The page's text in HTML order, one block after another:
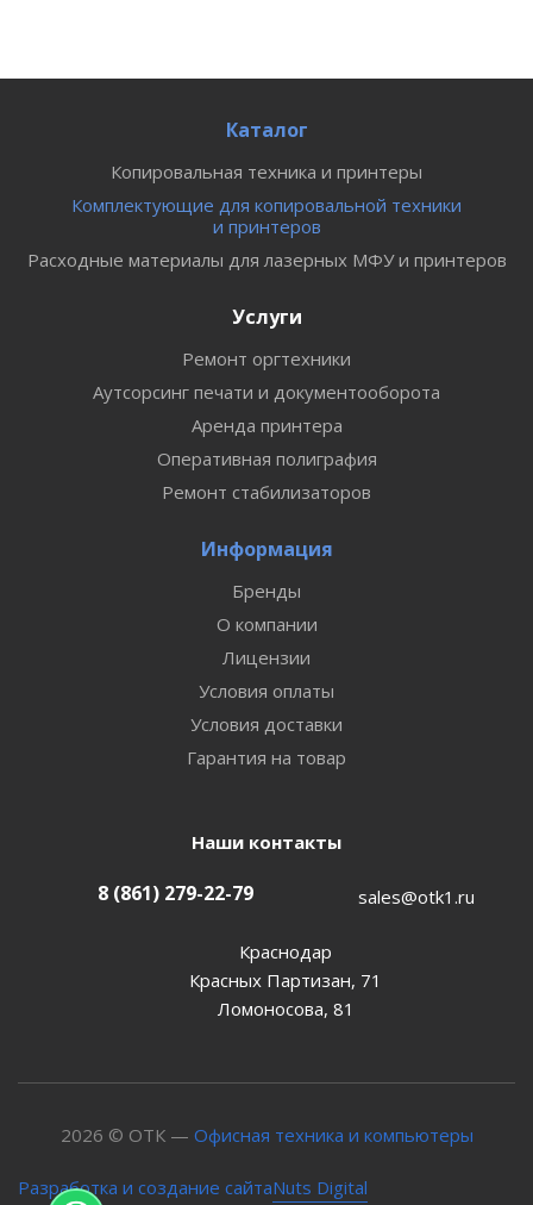
Каталог
Копировальная техника и принтеры
Комплектующие для копировальной техники
и принтеров
Расходные материалы для лазерных МФУ и принтеров
Услуги
Ремонт оргтехники
Аутсорсинг печати и документооборота
Аренда принтера
Оперативная полиграфия
Ремонт стабилизаторов
Информация
Бренды
О компании
Лицензии
Условия оплаты
Условия доставки
Гарантия на товар
Наши контакты
8 (861) 279-22-79 sales@otk1.ru
Краснодар
Красных Партизан, 71
Ломоносова, 81
2026 © ОТК — Офисная техника и компьютеры
Разработка и создание сайтаNuts Digital